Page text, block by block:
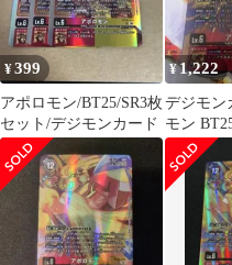
¥399
アポロモン/BT25/SR3枚
セット/デジモンカード
¥ 1,222
デジモン
モン